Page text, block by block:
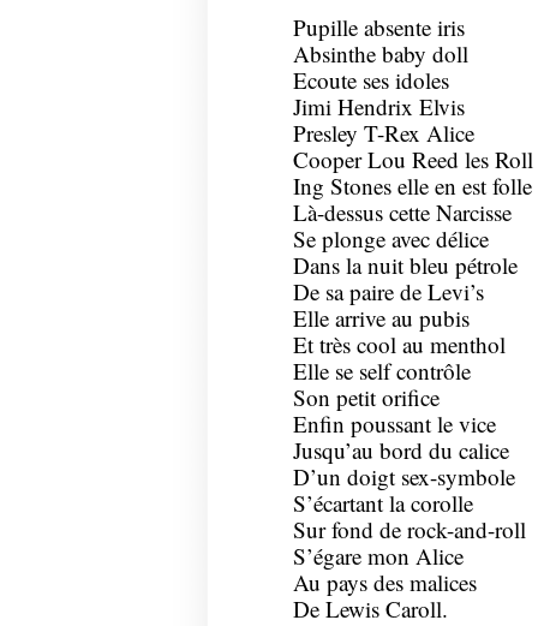
Pupille absente iris
Absinthe baby doll
Ecoute ses idoles
Jimi Hendrix Elvis
Presley T-Rex Alice
Cooper Lou Reed les Roll
Ing Stones elle en est folle
Là-dessus cette Narcisse
Se plonge avec délice
Dans la nuit bleu pétrole
De sa paire de Levi’s
Elle arrive au pubis
Et très cool au menthol
Elle se self contrôle
Son petit orifice
Enfin poussant le vice
Jusqu’au bord du calice
D’un doigt sex-symbole
S’écartant la corolle
Sur fond de rock-and-roll
S’égare mon Alice
Au pays des malices
De Lewis Caroll.